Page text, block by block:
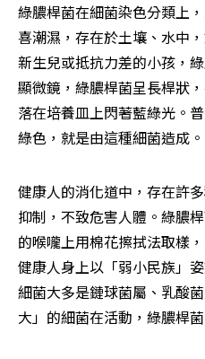
綠膿桿菌在細菌染色分類上
喜潮濕，存在於土壤、水中
新生兒或抵抗力差的小孩，
顯微鏡，綠膿桿菌呈長桿狀
落在培養皿上閃著藍綠光。
綠色，就是由這種細菌造成。
健康人的消化道中，存在許
抑制，不致危害人體。綠膿
的喉嚨上用棉花擦拭法取樣
健康人身上以「弱小民族」
細菌大多是鏈球菌屬、乳酸
大」的細菌在活動，綠膿桿